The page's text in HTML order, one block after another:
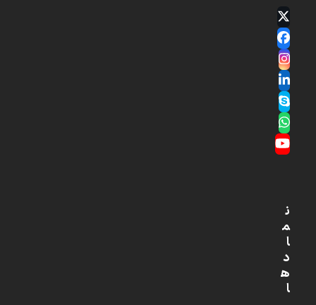
Twitter
(deprecated)
Facebook
Instagram
LinkedIn
Skype
Whatsapp
YouTube
ن
م
ا
د
ه
ا